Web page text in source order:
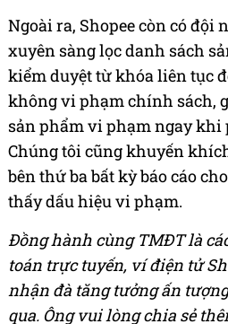
Ngoài ra, Shopee còn có đội
xuyên sàng lọc danh sách
kiểm duyệt từ khóa liên tục
không vi phạm chính sách,
sản phẩm vi phạm ngay khi
Chúng tôi cũng khuyến
bên thứ ba bất kỳ báo cáo
thấy dấu hiệu vi phạm.
Đồng hành cùng TMĐT là
toán trực tuyến, ví điện tử
nhận đà tăng tưởng ấn
qua. Ông vui lòng chia sẻ